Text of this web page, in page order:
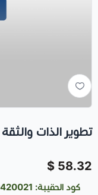
تطوير الذات
58.32 $
كود الحقيبة: TRSD120420021